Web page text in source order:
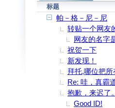
标题
帕－格－尼－尼
转贴一个网友
网友的名字
祝贺一下
新发现！
拜托,哪位把
Re: 哇，真霸
抱歉，来迟了
Good ID!